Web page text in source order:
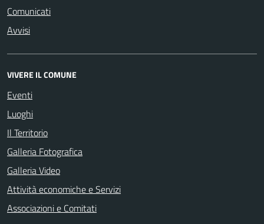
Comunicati
Avvisi
VIVERE IL COMUNE
Eventi
Luoghi
Il Territorio
Galleria Fotografica
Galleria Video
Attività economiche e Servizi
Associazioni e Comitati